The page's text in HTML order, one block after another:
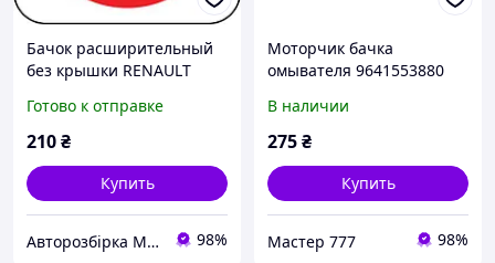
Бачок расширительный
без крышки RENAULT
ТРАФИК) (7701206774,
91165571, 7700312900)
Готово к отправке
210₴
Купить
Авторозбірка Мікроавтобусів 98%
Моторчик бачка
омывателя 9641553880
2015
В наличии
275₴
Купить
Мастер 777 98%